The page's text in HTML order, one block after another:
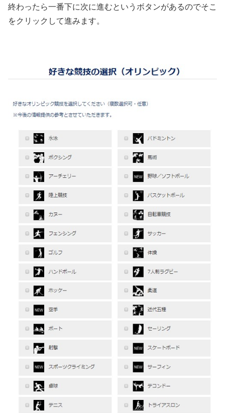
終わったら一番下に次に進むというボタンがあるのでそこ
をクリックして進みます。